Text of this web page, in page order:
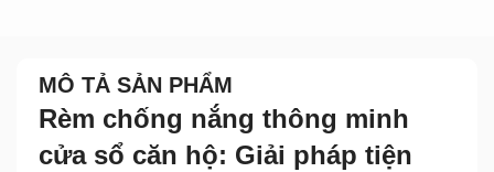
MÔ TẢ SẢN PHẨM
Rèm chống nắng thông minh
cửa sổ căn hộ: Giải pháp tiện